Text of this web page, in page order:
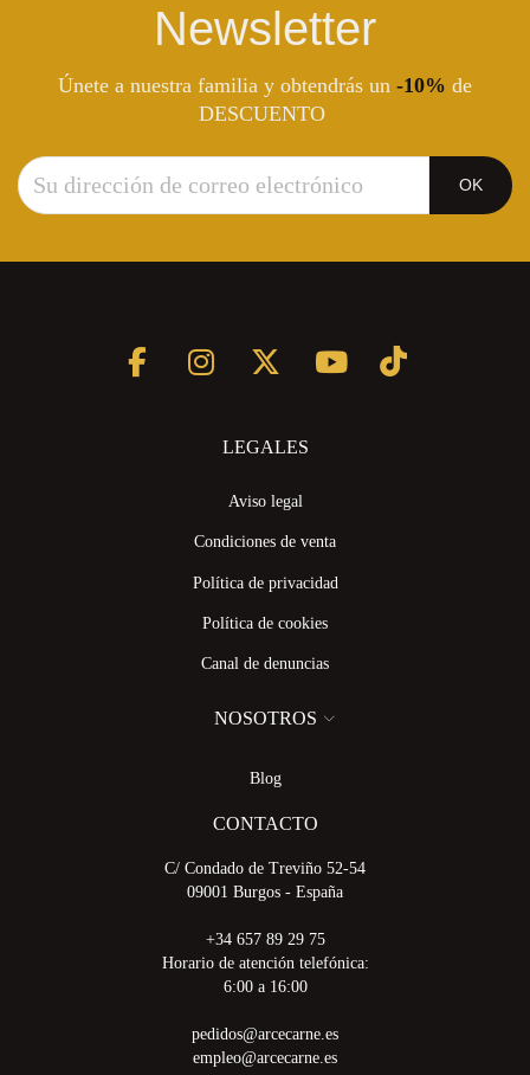
Newsletter
Únete a nuestra familia y obtendrás un -10% de
DESCUENTO
LEGALES
Aviso legal
Condiciones de venta
Política de privacidad
Política de cookies
Canal de denuncias
NOSOTROS
Blog
CONTACTO
C/ Condado de Treviño 52-54
09001 Burgos - España
+34 657 89 29 75
Horario de atención telefónica:
6:00 a 16:00
pedidos@arcecarne.es
empleo@arcecarne.es